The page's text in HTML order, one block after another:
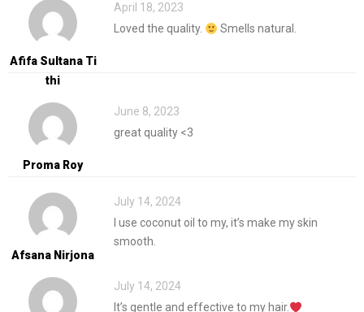
Afifa Sultana Ti
Thi
April 18, 2023
Loved the quality.
Smells natural.
Proma Roy
June 8, 2023
great quality <3
Afsana Nirjona
July 14, 2024
I use coconut oil to my, it’s make my skin
smooth.
July 14, 2024
It’s gentle and effective to my hair.